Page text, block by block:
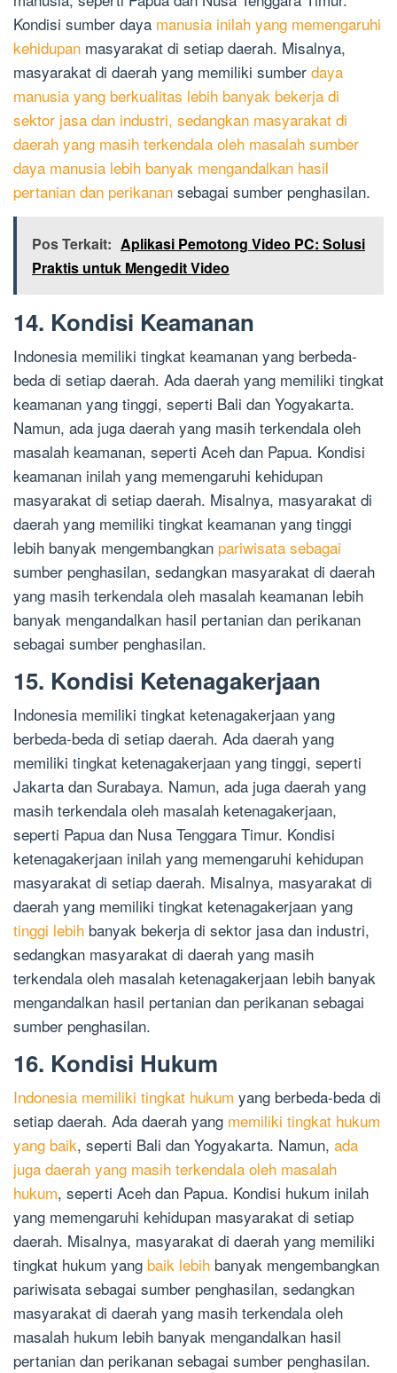
Kondisi sumber daya manusia inilah yang memengaruhi
kehidupan masyarakat di setiap daerah. Misalnya,
masyarakat di daerah yang memiliki sumber daya
manusia yang berkualitas lebih banyak bekerja di
sektor jasa dan industri, sedangkan masyarakat di
daerah yang masih terkendala oleh masalah sumber
daya manusia lebih banyak mengandalkan hasil
pertanian dan perikanan sebagai sumber penghasilan.
Pos Terkait: Aplikasi Pemotong Video PC: Solusi
Praktis untuk Mengedit Video
14. Kondisi Keamanan
Indonesia memiliki tingkat keamanan yang berbeda-
beda di setiap daerah. Ada daerah yang memiliki tingkat
keamanan yang tinggi, seperti Bali dan Yogyakarta.
Namun, ada juga daerah yang masih terkendala oleh
masalah keamanan, seperti Aceh dan Papua. Kondisi
keamanan inilah yang memengaruhi kehidupan
masyarakat di setiap daerah. Misalnya, masyarakat di
daerah yang memiliki tingkat keamanan yang tinggi
lebih banyak mengembangkan pariwisata sebagai
sumber penghasilan, sedangkan masyarakat di daerah
yang masih terkendala oleh masalah keamanan lebih
banyak mengandalkan hasil pertanian dan perikanan
sebagai sumber penghasilan.
15. Kondisi Ketenagakerjaan
Indonesia memiliki tingkat ketenagakerjaan yang
berbeda-beda di setiap daerah. Ada daerah yang
memiliki tingkat ketenagakerjaan yang tinggi, seperti
Jakarta dan Surabaya. Namun, ada juga daerah yang
masih terkendala oleh masalah ketenagakerjaan,
seperti Papua dan Nusa Tenggara Timur. Kondisi
ketenagakerjaan inilah yang memengaruhi kehidupan
masyarakat di setiap daerah. Misalnya, masyarakat di
daerah yang memiliki tingkat ketenagakerjaan yang
tinggi lebih banyak bekerja di sektor jasa dan industri,
sedangkan masyarakat di daerah yang masih
terkendala oleh masalah ketenagakerjaan lebih banyak
mengandalkan hasil pertanian dan perikanan sebagai
sumber penghasilan.
16. Kondisi Hukum
Indonesia memiliki tingkat hukum yang berbeda-beda di
setiap daerah. Ada daerah yang memiliki tingkat hukum
yang baik, seperti Bali dan Yogyakarta. Namun, ada
juga daerah yang masih terkendala oleh masalah
hukum, seperti Aceh dan Papua. Kondisi hukum inilah
yang memengaruhi kehidupan masyarakat di setiap
daerah. Misalnya, masyarakat di daerah yang memiliki
tingkat hukum yang baik lebih banyak mengembangkan
pariwisata sebagai sumber penghasilan, sedangkan
masyarakat di daerah yang masih terkendala oleh
masalah hukum lebih banyak mengandalkan hasil
pertanian dan perikanan sebagai sumber penghasilan.